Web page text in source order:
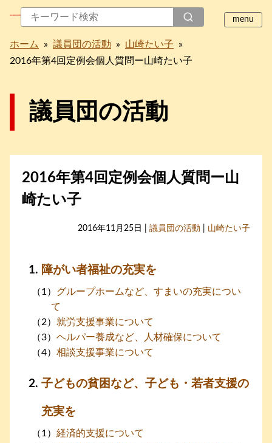
ホーム » 議員団の活動 » 山崎たい子
»
2016年第4回定例会個人質問ー山崎たい子
議員団の活動
2016年第4回定例会個人質問ー山
崎たい子
2016年11月25日 | 議員団の活動 山崎たい子
障がい者福祉の充実を
グループホームなど、すまいの充実につい
て
就労支援事業について
ヘルパー養成など、人材確保について
相談支援事業について
子どもの貧困など、子ども・若者支援の
充実を
経済的支援について